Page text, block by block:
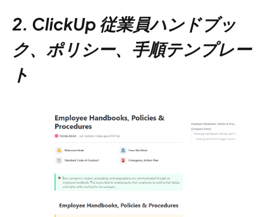
2. ClickUp 従業員ハンドブッ
ク、ポリシー、手順テンプレー
ト